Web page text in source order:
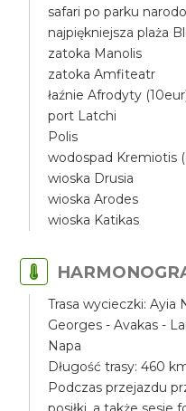
safari po parku
najpiękniejsza plaża
zatoka Manolis
zatoka Amfiteatr
łaźnie Afrodyty
port Latchi
Polis
wodospad Kremiotis
wioska Drusia
wioska Arodes
wioska Katikas
Trasa wycieczki: Ayia
Georges - Avakas -
Napa
Długość trasy: 460
Podczas przejazdu